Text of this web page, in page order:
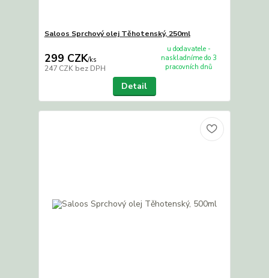
Saloos Sprchový olej Těhotenský, 250ml
299 CZK/ks
247 CZK bez DPH
u dodavatele -
naskladníme do 3
pracovních dnů
Detail